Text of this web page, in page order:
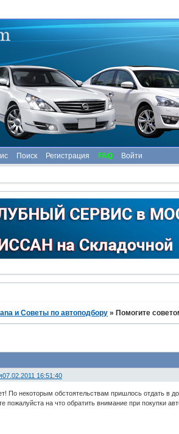
Поиск Регистрация FAQ Войти
и Советы по автоподбору » Помогите
07.02.2011 16:51:40
По некоторым обстоятельствам пришлось отдать в
пожалуйста на что обратить внимание при покупки